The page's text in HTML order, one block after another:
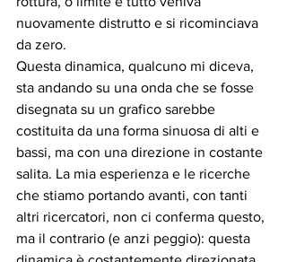
nuovamente distrutto e si ricominciava
da zero.
Questa dinamica, qualcuno mi diceva,
sta andando su una onda che se fosse
disegnata su un grafico sarebbe
costituita da una forma sinuosa di alti e
bassi, ma con una direzione in costante
salita. La mia esperienza e le ricerche
che stiamo portando avanti, con tanti
altri ricercatori, non ci conferma questo,
ma il contrario (e anzi peggio): questa